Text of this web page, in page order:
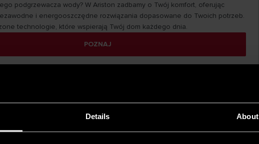
Details About
podgrzewacza wody? W Ariston zadbamy o Twój komfort, oferując
i energooszczędne rozwiązania dopasowane do Twoich potrzeb.
technologie, które wspierają Twój dom każdego dnia.
POZNAJ